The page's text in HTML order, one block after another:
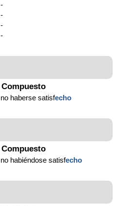
-
-
-
-
Compuesto
no haberse satisfecho
Compuesto
no habiéndose satisfecho